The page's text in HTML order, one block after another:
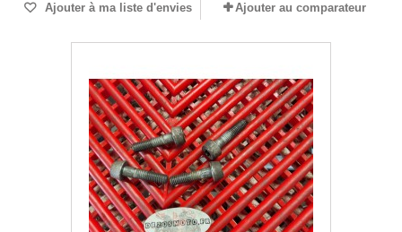
Ajouter à ma liste d'envies Ajouter au comparateur